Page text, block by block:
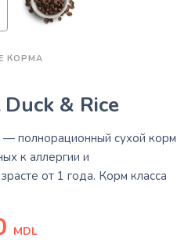
КОРМА
& Rice
— полнорационный сухой корм
к аллергии и
от 1 года. Корм класса
MDL